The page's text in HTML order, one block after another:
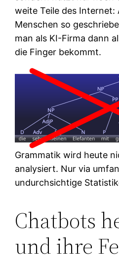
weite Teile des Internet:
Menschen so
man als KI-Firma dann
die Finger bekommt.
Grammatik wird heute
analysiert. Nur via
undurchsichtige
Chatbots
und ihre